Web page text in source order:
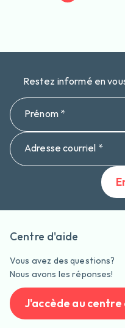
Restez informé en
Prénom *
Adresse courriel *
Centre d'aide
Vous avez des questions?
Nous avons les réponses!
J'accède au centre